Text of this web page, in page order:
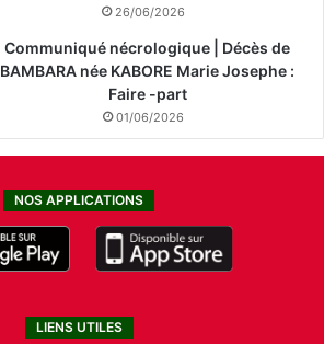
26/06/2026
Communiqué nécrologique | Décès de
BAMBARA née KABORE Marie Josephe :
Faire -part
01/06/2026
NOS APPLICATIONS
LIENS UTILES